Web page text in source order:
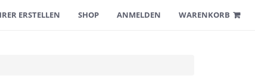
ERSTELLEN SHOP ANMELDEN WARENKORB